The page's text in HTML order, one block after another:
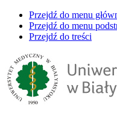
Przejdź do menu
Przejdź do menu
Przejdź do treści